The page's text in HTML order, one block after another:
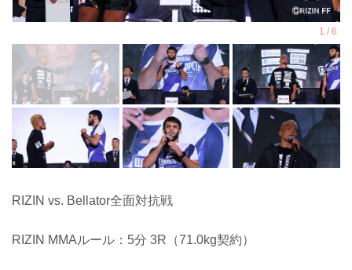
RIZIN vs. Bellator全面対抗戦
RIZIN MMAルール：5分 3R（71.0kg契約）